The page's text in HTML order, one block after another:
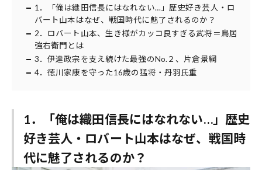
1．「俺は織田信長にはなれない…」歴史好き芸人・ロ
バート山本はなぜ、戦国時代に魅了されるのか？
2．ロバート山本、生き様がカッコ良すぎる武将＝鳥居
強右衛門とは
3．伊達政宗を支え続けた最強のNo.２、片倉景綱
4．徳川家康を守った16歳の猛将・丹羽氏重
1．「俺は織田信長にはなれない…」歴史
好き芸人・ロバート山本はなぜ、戦国時
代に魅了されるのか？